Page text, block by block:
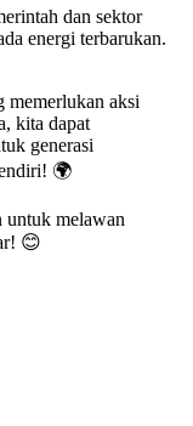
dan sektor
energi terbarukan.
memerlukan aksi
kita dapat
generasi
🌍
untuk melawan
😊